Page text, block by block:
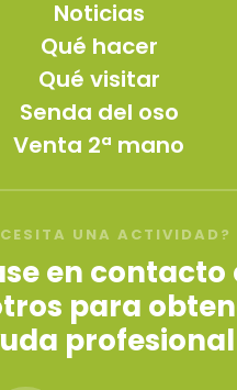
Noticias
Qué hacer
Qué visitar
Senda del oso
Venta 2ª mano
UNA ACTIVIDAD?
en contacto
para
profesional